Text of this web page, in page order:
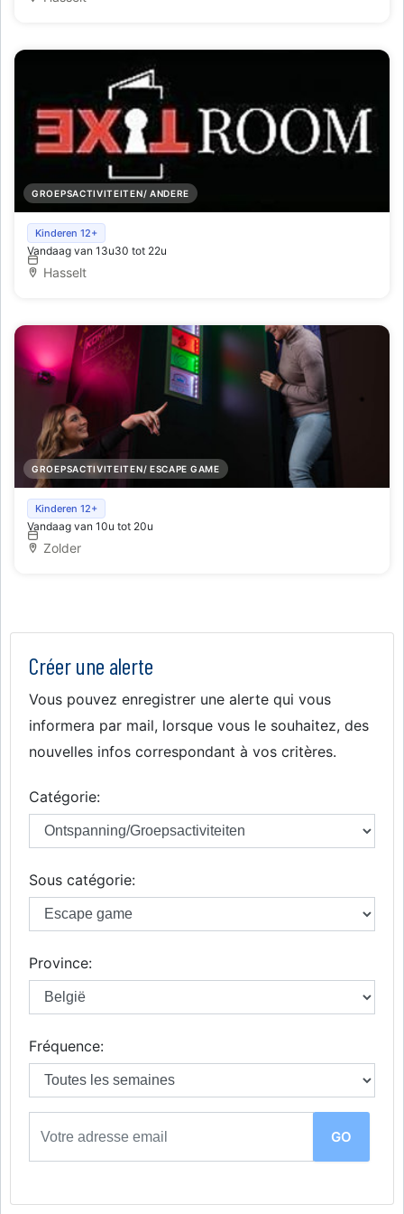
GROEPSACTIVITEITEN/ ANDERE
ExitRoom
Kinderen 12+
Vandaag van 13u30 tot 22u
Hasselt
GROEPSACTIVITEITEN/ ESCAPE GAME
Beat Out ! spelkamers
Kinderen 12+
Vandaag van 10u tot 20u
Zolder
Créer une alerte
Vous pouvez enregistrer une alerte qui vous
informera par mail, lorsque vous le souhaitez, des
nouvelles infos correspondant à vos critères.
Catégorie:
Sous catégorie:
Province:
Fréquence: